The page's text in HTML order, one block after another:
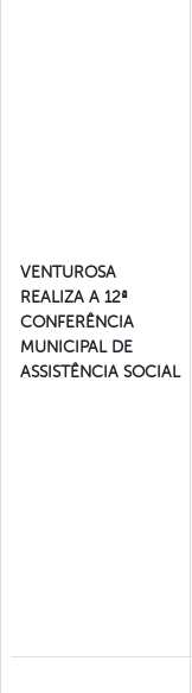
VENTUROSA
REALIZA A 12ª
CONFERÊNCIA
MUNICIPAL DE
ASSISTÊNCIA SOCIAL